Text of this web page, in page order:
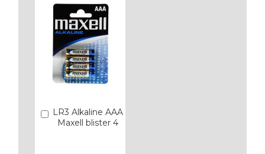
LR3 Alkaline AAA
Maxell blister 4
Añadir